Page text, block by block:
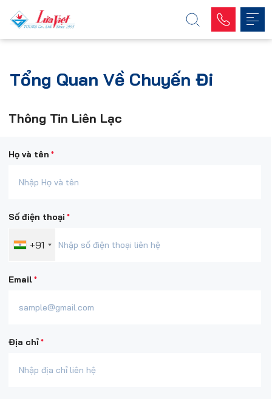
Tổng Quan Về Chuyến Đi
Thông Tin Liên Lạc
Họ và tên *
Email*
Số điện thoại *
+91
Địa chỉ*